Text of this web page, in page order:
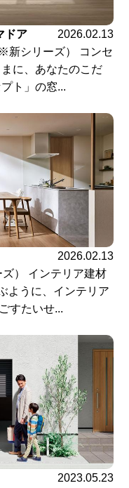
ドア
2026.02.13
新シリーズ） コンセ
に、あなたのこだ
ト」の窓...
2026.02.13
） インテリア建材
ように、インテリア
すたいせ...
2023.05.23